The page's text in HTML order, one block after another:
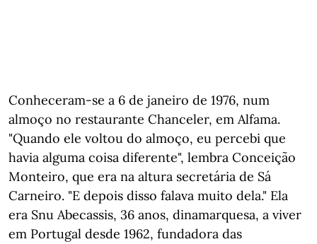
Conheceram-se a 6 de janeiro de 1976, num
almoço no restaurante Chanceler, em Alfama.
"Quando ele voltou do almoço, eu percebi que
havia alguma coisa diferente", lembra Conceição
Monteiro, que era na altura secretária de Sá
Carneiro. "E depois disso falava muito dela." Ela
era Snu Abecassis, 36 anos, dinamarquesa, a viver
em Portugal desde 1962, fundadora das